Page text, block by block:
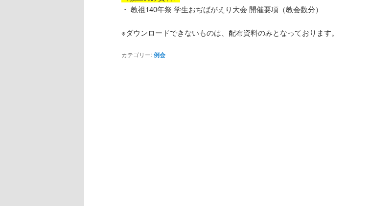
・ 教祖140年祭 学生おぢばがえり大会 開催要項（教会数分）
※ダウンロードできないものは、配布資料のみとなっております。
カテゴリー:例会